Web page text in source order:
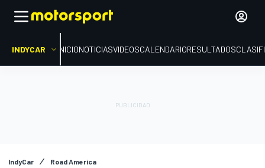
INDYCAR INICIONOTICIASVIDEOSCALENDARIORESULTADOS
IndyCar Road America